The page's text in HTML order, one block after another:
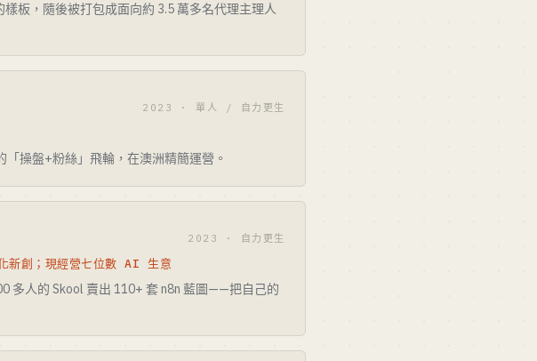
板，隨後被打包成面向約 3.5 萬多名代理主理人
2023 · 單人 / 自力更生
操盤+粉絲」飛輪，在澳洲精簡運營。
2023 · 自力更生
新創；現經營七位數 AI 生意
多人的 Skool 賣出 110+ 套 n8n 藍圖——把自己的